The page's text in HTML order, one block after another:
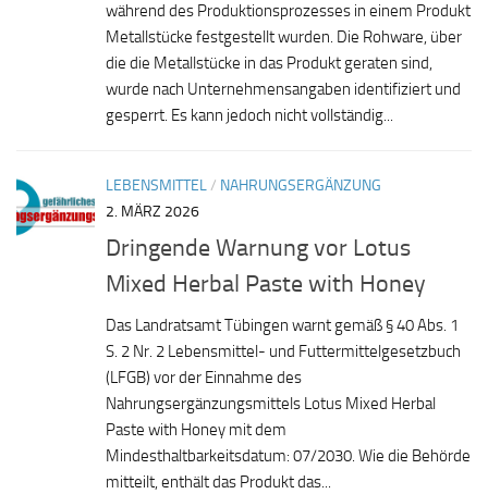
während des Produktionsprozesses in einem Produkt
Metallstücke festgestellt wurden. Die Rohware, über
die die Metallstücke in das Produkt geraten sind,
wurde nach Unternehmensangaben identifiziert und
gesperrt. Es kann jedoch nicht vollständig...
LEBENSMITTEL/ NAHRUNGSERGÄNZUNG
2. MÄRZ 2026
Dringende Warnung vor Lotus
Mixed Herbal Paste with Honey
Das Landratsamt Tübingen warnt gemäß § 40 Abs. 1
S. 2 Nr. 2 Lebensmittel- und Futtermittelgesetzbuch
(LFGB) vor der Einnahme des
Nahrungsergänzungsmittels Lotus Mixed Herbal
Paste with Honey mit dem
Mindesthaltbarkeitsdatum: 07/2030. Wie die Behörde
mitteilt, enthält das Produkt das...